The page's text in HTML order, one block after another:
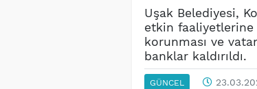
Uşak Belediyesi,
etkin faaliyetlerine
korunması ve
banklar kaldırıldı.
GÜNCEL